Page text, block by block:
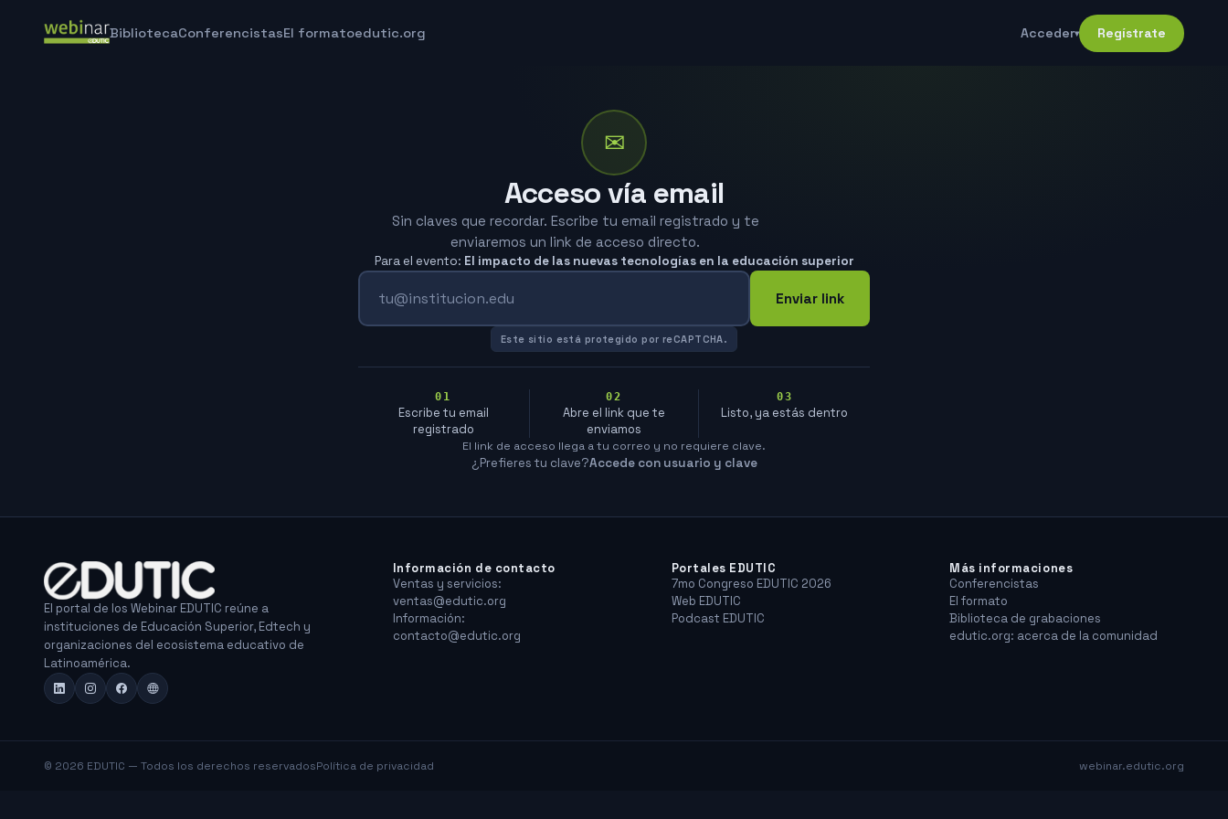
BibliotecaConferencistasEl formatoedutic.org Acceder▾ Regístrate
✉
Acceso vía email
Sin claves que recordar. Escribe tu email registrado y te
enviaremos un link de acceso directo.
Para el evento: El impacto de las nuevas tecnologías en la educación superior
Enviar link
Este sitio está protegido por reCAPTCHA.
01
Escribe tu email
registrado
02
Abre el link que te
enviamos
03
Listo, ya estás dentro
El link de acceso llega a tu correo y no requiere clave.
¿Prefieres tu clave?Accede con usuario y clave
El portal de los Webinar EDUTIC reúne a
instituciones de Educación Superior, Edtech y
organizaciones del ecosistema educativo de
Latinoamérica.
Información de contacto
Ventas y servicios:
ventas@edutic.org
Información:
contacto@edutic.org
Portales EDUTIC
7mo Congreso EDUTIC 2026
Web EDUTIC
Podcast EDUTIC
Más informaciones
Conferencistas
El formato
Biblioteca de grabaciones
edutic.org: acerca de la comunidad
© 2026 EDUTIC — Todos los derechos reservadosPolítica de privacidad webinar.edutic.org